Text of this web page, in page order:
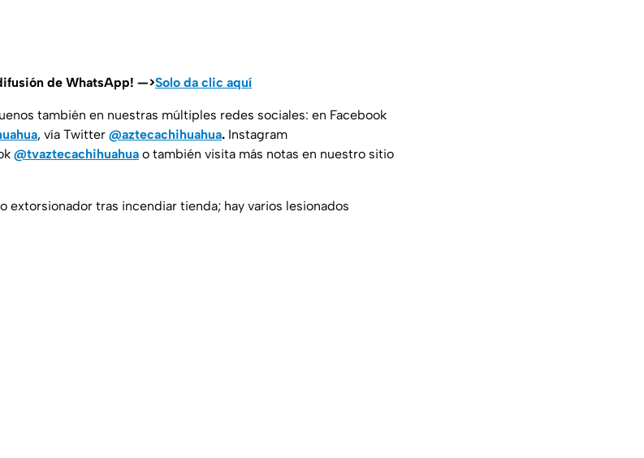
de WhatsApp! —>Solo da clic aquí
también en nuestras múltiples redes sociales: en Facebook
, vía Twitter @aztecachihuahua. Instagram
@tvaztecachihuahua o también visita más notas en nuestro sitio
extorsionador tras incendiar tienda; hay varios lesionados